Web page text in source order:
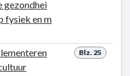
gezondhei
fysiek en m
Blz. 25